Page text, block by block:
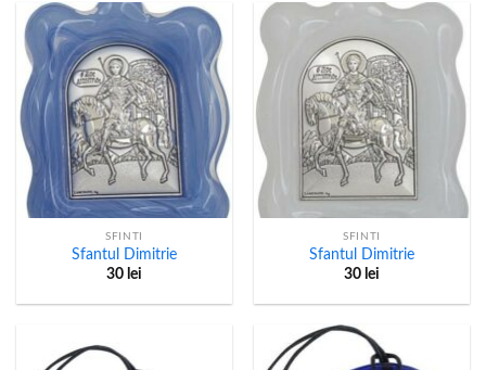
SFINTI
Sfantul Dimitrie
30 lei
SFINTI
Sfantul Dimitrie
30 lei